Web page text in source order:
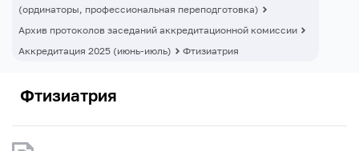
(ординаторы, профессиональная переподготовка)
Архив протоколов заседаний аккредитационной комиссии
Аккредитация 2025 (июнь-июль)
Фтизиатрия
Фтизиатрия